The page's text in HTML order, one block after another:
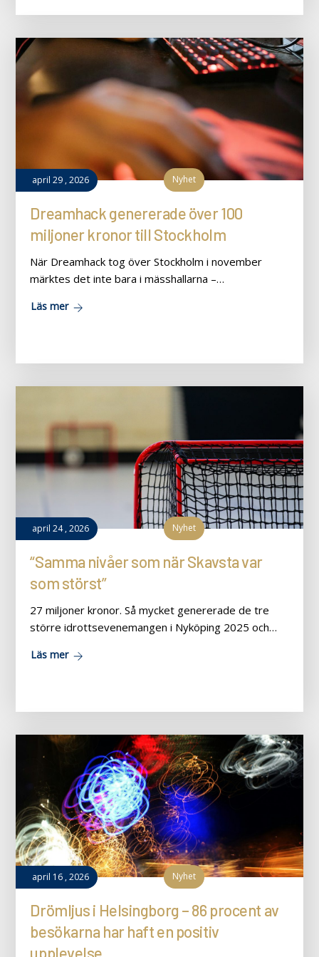
april 29 ,2026 Nyhet
Dreamhack genererade över 100
miljoner kronor till Stockholm
När Dreamhack tog över Stockholm i november
märktes det inte bara i mässhallarna –…
Läs mer
april 24,2026 Nyhet
“Samma nivåer som när Skavsta var
som störst”
27 miljoner kronor. Så mycket genererade de tre
större idrottsevenemangen i Nyköping 2025 och…
Läs mer
april 16 ,2026 Nyhet
Drömljus i Helsingborg – 86 procent av
besökarna har haft en positiv
upplevelse